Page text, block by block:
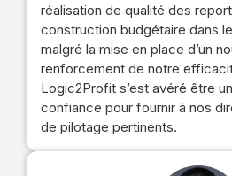
réalisation de qualité des
construction budgétaire dans
malgré la mise en place d’un
renforcement de notre
Logic2Profit s’est avéré être
confiance pour fournir à nos
de pilotage pertinents.